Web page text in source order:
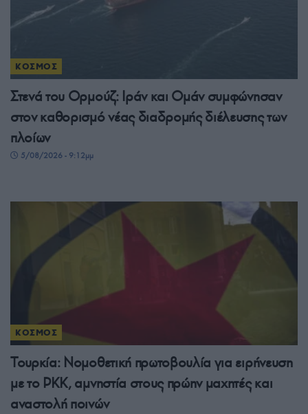
ΚΟΣΜΟΣ
Στενά του Ορμούζ: Ιράν και Ομάν συμφώνησαν
στον καθορισμό νέας διαδρομής διέλευσης των
πλοίων
5/08/2026 - 9:12μμ
ΚΟΣΜΟΣ
Τουρκία: Νομοθετική πρωτοβουλία για ειρήνευση
με το PKK, αμνηστία στους πρώην μαχητές και
αναστολή ποινών